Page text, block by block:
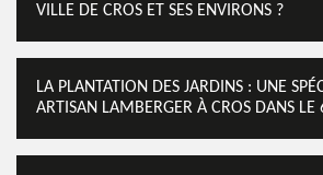
VILLE DE CROS ET SES ENVIRONS ?
LA PLANTATION DES JARDINS : UNE
ARTISAN LAMBERGER À CROS DANS LE